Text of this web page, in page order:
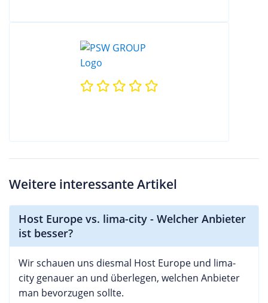
Weitere interessante Artikel
Host Europe vs. lima-city - Welcher Anbieter
ist besser?
Wir schauen uns diesmal Host Europe und lima-
city genauer an und überlegen, welchen Anbieter
man bevorzugen sollte.